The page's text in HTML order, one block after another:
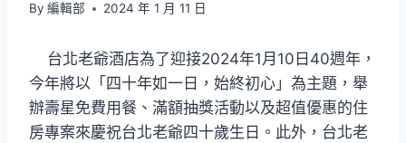
By 編輯部 2024 年 1 月 11 日
台北老爺酒店為了迎接2024年1月10日40週年，
今年將以「四十年如一日，始終初心」為主題，舉
辦壽星免費用餐、滿額抽獎活動以及超值優惠的住
房專案來慶祝台北老爺四十歲生日。此外，台北老